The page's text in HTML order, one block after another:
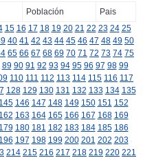
Población
Pais
15 16 17 18 19 20 21 22 23 24 25
40 41 42 43 44 45 46 47 48 49 50
65 66 67 68 69 70 71 72 73 74 75
89 90 91 92 93 94 95 96 97 98 99
110 111 112 113 114 115 116 117
128 129 130 131 132 133 134 135
145 146 147 148 149 150 151 152
162 163 164 165 166 167 168 169
179 180 181 182 183 184 185 186
196 197 198 199 200 201 202 203
214 215 216 217 218 219 220 221